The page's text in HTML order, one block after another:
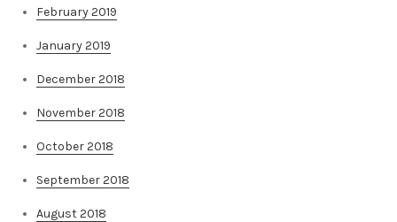
February 2019
January 2019
December 2018
November 2018
October 2018
September 2018
August 2018